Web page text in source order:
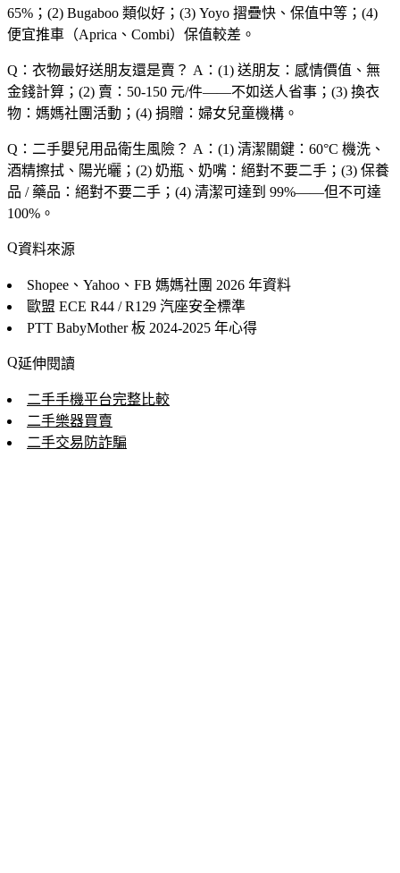
65%；(2) Bugaboo 類似好；(3) Yoyo 摺疊快、保值中等；(4)
便宜推車（Aprica、Combi）保值較差。
Q：衣物最好送朋友還是賣？ A：(1) 送朋友：感情價值、無
金錢計算；(2) 賣：50-150 元/件——不如送人省事；(3) 換衣
物：媽媽社團活動；(4) 捐贈：婦女兒童機構。
Q：二手嬰兒用品衛生風險？ A：(1) 清潔關鍵：60°C 機洗、
酒精擦拭、陽光曬；(2) 奶瓶、奶嘴：絕對不要二手；(3) 保養
品 / 藥品：絕對不要二手；(4) 清潔可達到 99%——但不可達
100%。
資料來源
Shopee、Yahoo、FB 媽媽社團 2026 年資料
歐盟 ECE R44 / R129 汽座安全標準
PTT BabyMother 板 2024-2025 年心得
延伸閱讀
二手手機平台完整比較
二手樂器買賣
二手交易防詐騙